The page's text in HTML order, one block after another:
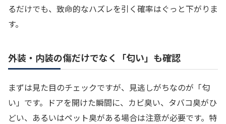
るだけでも、致命的なハズレを引く確率はぐっと下がりま
す。
外装・内装の傷だけでなく「匂い」も確認
まずは見た目のチェックですが、見逃しがちなのが「匂
い」です。ドアを開けた瞬間に、カビ臭い、タバコ臭がひ
どい、あるいはペット臭がある場合は注意が必要です。特